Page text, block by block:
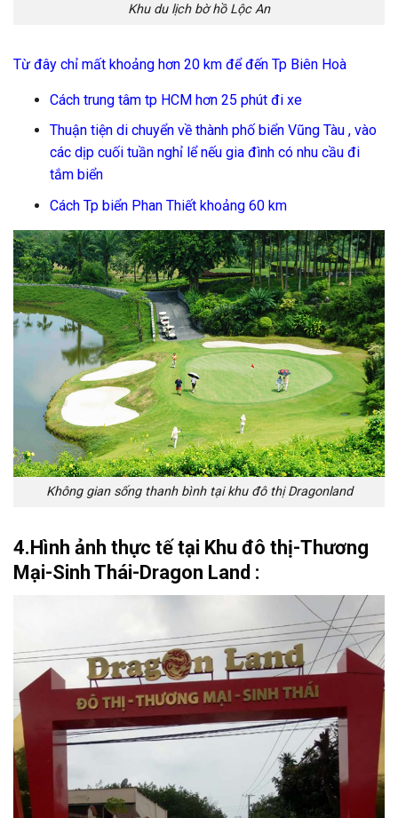
Khu du lịch bờ hồ Lộc An
Từ đây chỉ mất khoảng hơn 20 km để đến Tp Biên Hoà
Cách trung tâm tp HCM hơn 25 phút đi xe
Thuận tiện di chuyển về thành phố biển Vũng Tàu , vào
các dịp cuối tuần nghỉ lể nếu gia đình có nhu cầu đi
tắm biển
Cách Tp biển Phan Thiết khoảng 60 km
Không gian sống thanh bình tại khu đô thị Dragonland
4.Hình ảnh thực tế tại Khu đô thị-Thương
Mại-Sinh Thái-Dragon Land :